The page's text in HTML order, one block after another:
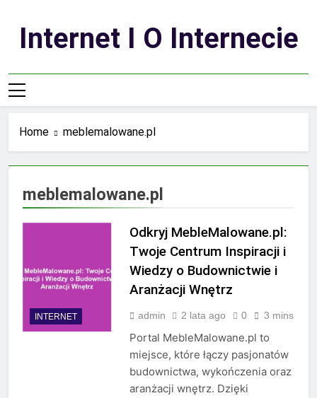
contentInternet I O Internecie
Home meblemalowane.pl
meblemalowane.pl
INTERNET
Odkryj MebleMalowane.pl:
Twoje Centrum Inspiracji i
Wiedzy o Budownictwie i
Aranżacji Wnętrz
admin 2 lata ago 0 3 mins
Portal MebleMalowane.pl to
miejsce, które łączy pasjonatów
budownictwa, wykończenia oraz
aranżacji wnętrz. Dzięki